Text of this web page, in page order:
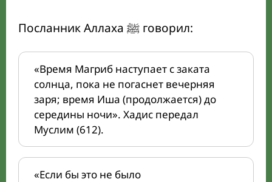
Посланник Аллаха ﷺ говорил:
«Время Магриб наступает с заката
солнца, пока не погаснет вечерняя
заря; время Иша (продолжается) до
середины ночи». Хадис передал
Муслим (612).
«Если бы это не было